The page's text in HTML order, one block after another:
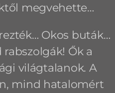
megvehette…
Okos buták…
Ők a
világtalanok. A
mind hatalomért